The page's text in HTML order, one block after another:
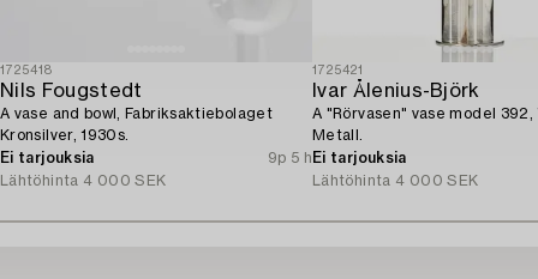
1725418
Nils Fougstedt
A vase and bowl, Fabriksaktiebolaget
Kronsilver, 1930s.
Ei tarjouksia
9p 5 h
Lähtöhinta 4 000 SEK
1725421
Ivar Ålenius-Björk
A "Rörvasen" vase model 392,
Metall.
Ei tarjouksia
Lähtöhinta 4 000 SEK